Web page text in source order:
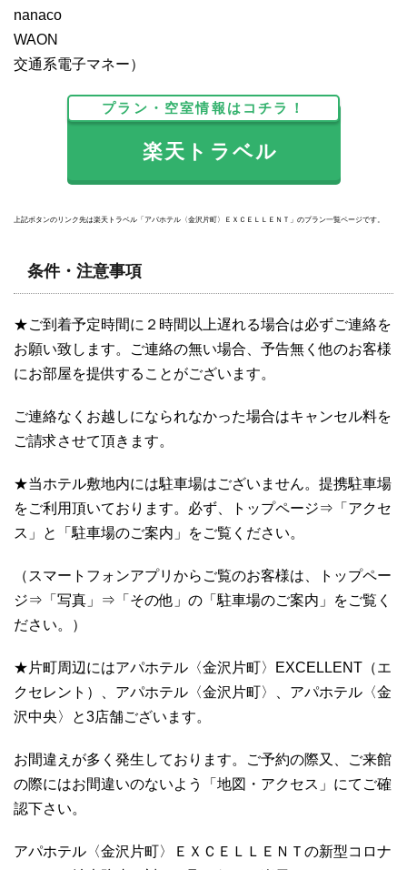
nanaco
WAON
交通系電子マネー）
プラン・空室情報はコチラ！
楽天トラベル
上記ボタンのリンク先は楽天トラベル「アパホテル〈金沢片町〉ＥＸＣＥＬＬＥＮＴ」のプラン一覧ページです。
条件・注意事項
★ご到着予定時間に２時間以上遅れる場合は必ずご連絡を
お願い致します。ご連絡の無い場合、予告無く他のお客様
にお部屋を提供することがございます。
ご連絡なくお越しになられなかった場合はキャンセル料を
ご請求させて頂きます。
★当ホテル敷地内には駐車場はございません。提携駐車場
をご利用頂いております。必ず、トップページ⇒「アクセ
ス」と「駐車場のご案内」をご覧ください。
（スマートフォンアプリからご覧のお客様は、トップペー
ジ⇒「写真」⇒「その他」の「駐車場のご案内」をご覧く
ださい。）
★片町周辺にはアパホテル〈金沢片町〉EXCELLENT（エ
クセレント）、アパホテル〈金沢片町〉、アパホテル〈金
沢中央〉と3店舗ございます。
お間違えが多く発生しております。ご予約の際又、ご来館
の際にはお間違いのないよう「地図・アクセス」にてご確
認下さい。
アパホテル〈金沢片町〉ＥＸＣＥＬＬＥＮＴの新型コロナ